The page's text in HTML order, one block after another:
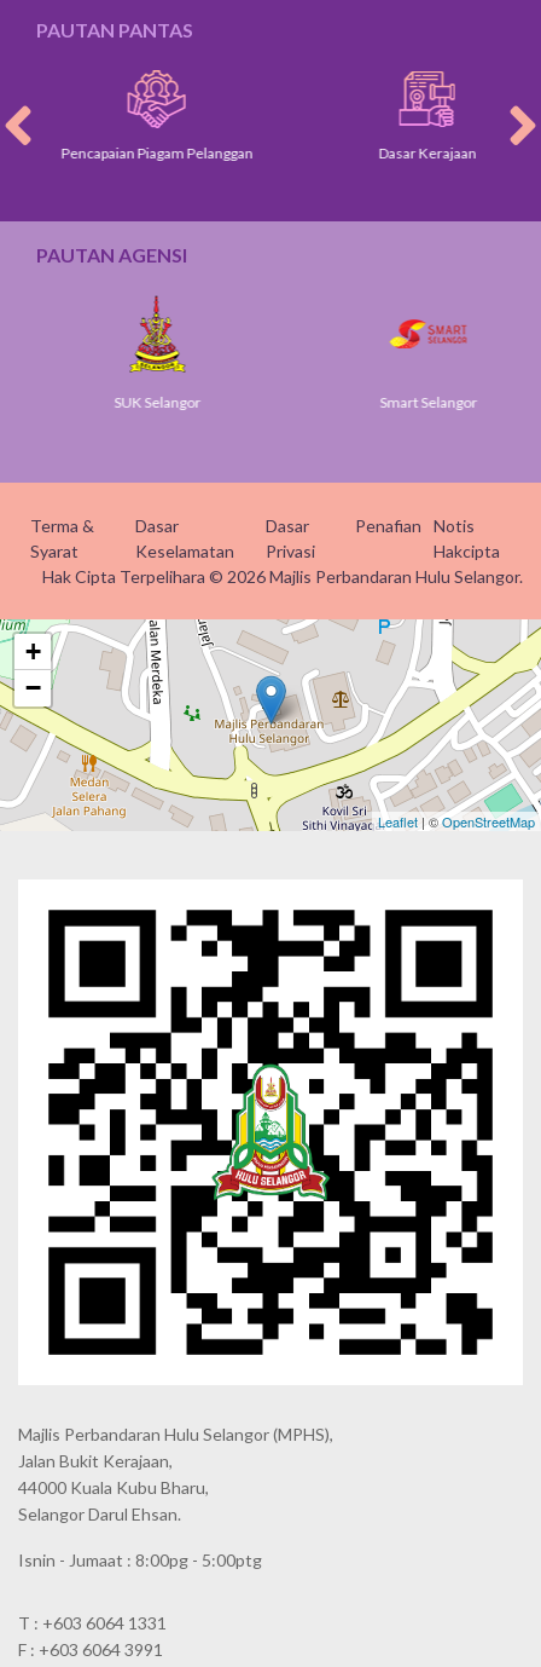
PAUTAN PANTAS
Pencapaian Piagam Pelanggan Dasar Kerajaan
PAUTAN AGENSI
SUK Selangor Smart Selangor
Terma &
Syarat
Dasar
Keselamatan
Dasar
Privasi
Penafian
Notis
Hakcipta
Hak Cipta Terpelihara © 2026 Majlis Perbandaran Hulu Selangor.
+
−
Leaflet | ©OpenStreetMap
Majlis Perbandaran Hulu Selangor (MPHS),
Jalan Bukit Kerajaan,
44000 Kuala Kubu Bharu,
Selangor Darul Ehsan.
Isnin - Jumaat : 8:00pg - 5:00ptg
T : +603 6064 1331
F : +603 6064 3991